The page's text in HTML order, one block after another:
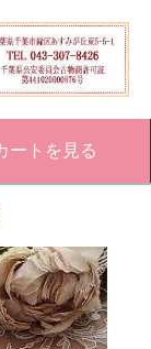
ートを見る